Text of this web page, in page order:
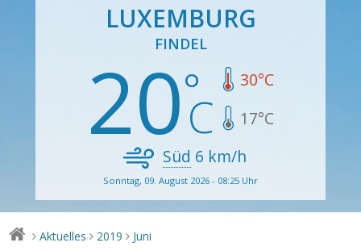
LUXEMBURG
FINDEL
20 30°C
17°C
Süd 6 km/h
Sonntag, 09. August 2026 - 08:25 Uhr
> Aktuelles > 2019 > Juni